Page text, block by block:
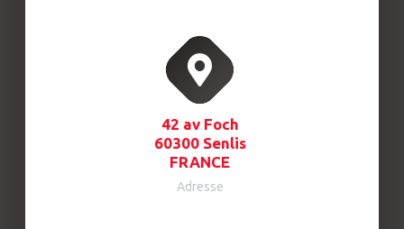
42 av Foch
60300 Senlis
FRANCE
Adresse